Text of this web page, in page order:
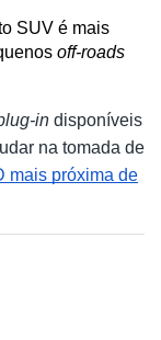
SUV é mais
off-roads
in disponíveis
na tomada de
mais próxima de